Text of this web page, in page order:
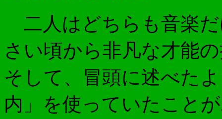
二人はどちらも音楽
さい頃から非凡な才能
そして、冒頭に述べた
内」を使っていたこと